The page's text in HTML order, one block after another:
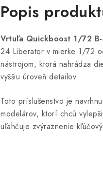
Popis
Vrtuľa Quickboost 1/72
24 Liberator v mierke 1/72
nástrojom, ktorá nahrádza
vyššiu úroveň detailov.
Toto príslušenstvo je
modelárov, ktorí chcú
uľahčuje zvýraznenie